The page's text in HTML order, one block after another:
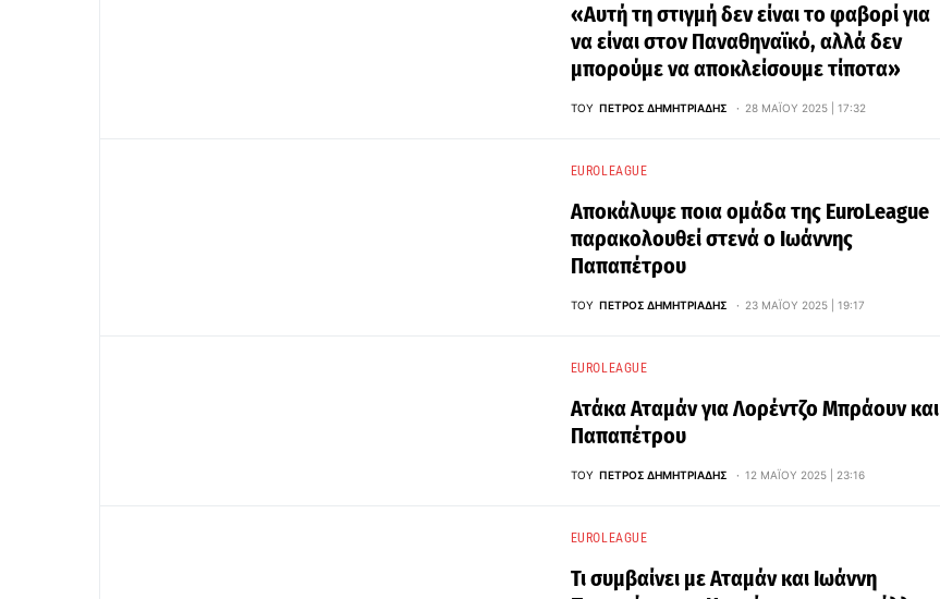
«Αυτή τη στιγμή δεν είναι το φαβορί για
να είναι στον Παναθηναϊκό, αλλά δεν
μπορούμε να αποκλείσουμε τίποτα»
ΤΟΥ ΠΈΤΡΟΣ ΔΗΜΗΤΡΙΆΔΗΣ 28 ΜΑΪ́ΟΥ 2025 | 17:32
EUROLEAGUE
Αποκάλυψε ποια ομάδα της EuroLeague
παρακολουθεί στενά ο Ιωάννης
Παπαπέτρου
ΤΟΥ ΠΈΤΡΟΣ ΔΗΜΗΤΡΙΆΔΗΣ 23 ΜΑΪ́ΟΥ 2025 | 19:17
EUROLEAGUE
Ατάκα Αταμάν για Λορέντζο Μπράουν και
Παπαπέτρου
ΤΟΥ ΠΈΤΡΟΣ ΔΗΜΗΤΡΙΆΔΗΣ 12 ΜΑΪ́ΟΥ 2025 | 23:16
EUROLEAGUE
Τι συμβαίνει με Αταμάν και Ιωάννη